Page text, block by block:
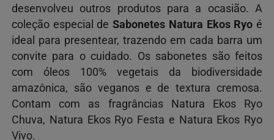
desenvolveu outros produtos para a ocasião. A
coleção especial deSabonetes Natura Ekos Ryo é
ideal para presentear, trazendo em cada barra um
convite para o cuidado. Os sabonetes são feitos
com óleos 100% vegetais da biodiversidade
amazônica, são veganos e de textura cremosa.
Contam com as fragrâncias Natura Ekos Ryo
Chuva, Natura Ekos Ryo Festa e Natura Ekos Ryo
Vivo.